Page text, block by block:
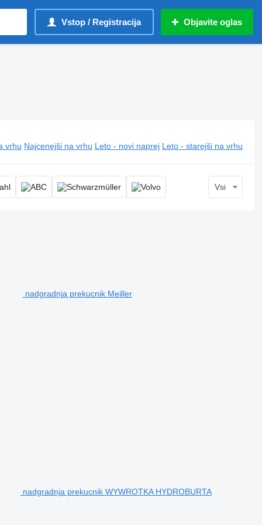
Vstop / Registracija Objavite oglas
vrhu Najcenejši na vrhu Leto - novi naprej Leto - starejši na vrhu
Vsi
nadgradnja prekucnik Meiller
nadgradnja prekucnik WYWROTKA HYDROBURTA